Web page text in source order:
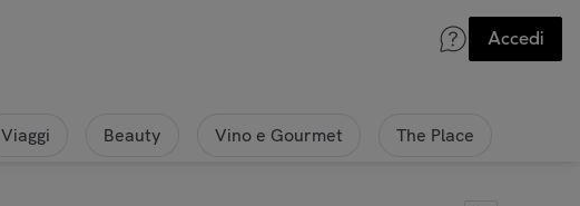
Accedi
Viaggi Beauty Vino e Gourmet The Place